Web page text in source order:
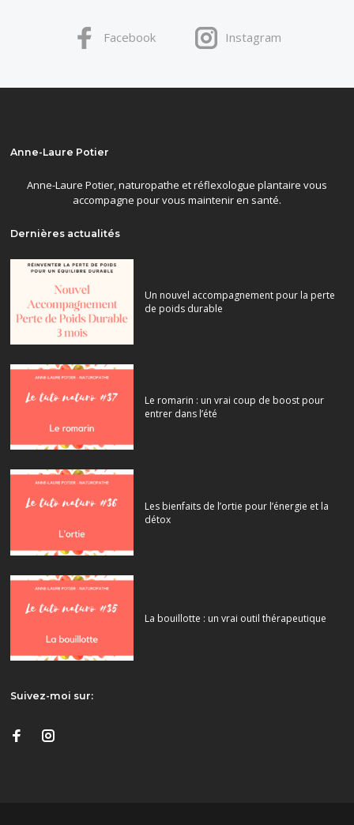
Facebook Instagram
Anne-Laure Potier
Anne-Laure Potier, naturopathe et réflexologue plantaire vous
accompagne pour vous maintenir en santé.
Dernières actualités
Un nouvel accompagnement pour la perte
de poids durable
Le romarin : un vrai coup de boost pour
entrer dans l’été
Les bienfaits de l’ortie pour l’énergie et la
détox
La bouillotte : un vrai outil thérapeutique
Suivez-moi sur: